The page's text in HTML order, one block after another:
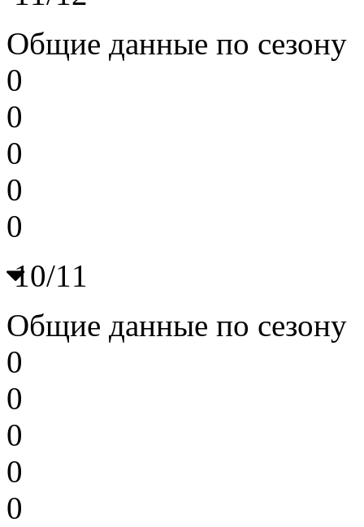
Общие данные по сезону
0
0
0
0
0
10/11
Общие данные по сезону
0
0
0
0
0